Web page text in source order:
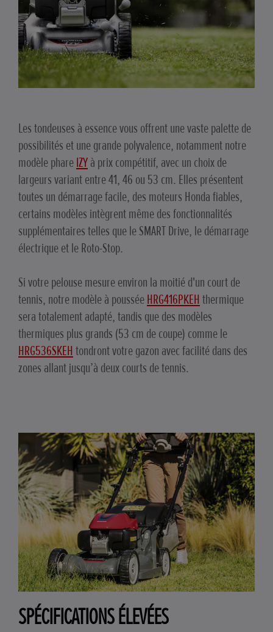
Les tondeuses à essence vous offrent une vaste palette de
possibilités et une grande polyvalence, notamment notre
modèle phareIZYà prix compétitif, avec un choix de
largeurs variant entre 41, 46 ou 53 cm. Elles présentent
toutes un démarrage facile, des moteurs Honda fiables,
certains modèles intègrent même des fonctionnalités
supplémentaires telles que le SMART Drive, le démarrage
électrique et le Roto-Stop.
Si votre pelouse mesure environ la moitié d'un court de
tennis, notre modèle à pousséeHRG416PKEHthermique
sera totalement adapté, tandis que des modèles
thermiques plus grands (53 cm de coupe) comme le
HRG536SKEHtondront votre gazon avec facilité dans des
zones allant jusqu’à deux courts de tennis.
SPÉCIFICATIONS ÉLEVÉES